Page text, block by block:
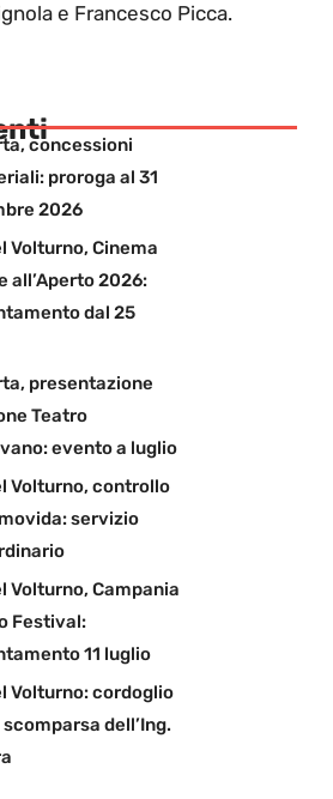
e Francesco Picca.
concessioni
proroga al 31
2026
Volturno, Cinema
all’Aperto 2026:
dal 25
presentazione
Teatro
evento a luglio
Volturno, controllo
servizio
Volturno, Campania
Festival:
11 luglio
Volturno: cordoglio
scomparsa dell’Ing.